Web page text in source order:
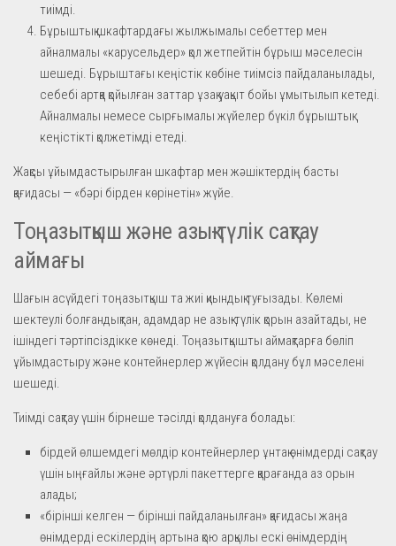
тиімді.
Бұрыштық шкафтардағы жылжымалы себеттер мен
айналмалы «карусельдер» қол жетпейтін бұрыш мәселесін
шешеді. Бұрыштағы кеңістік көбіне тиімсіз пайдаланылады,
себебі артқа қойылған заттар ұзақ уақыт бойы ұмытылып кетеді.
Айналмалы немесе сырғымалы жүйелер бүкіл бұрыштық
кеңістікті қолжетімді етеді.
Жақсы ұйымдастырылған шкафтар мен жәшіктердің басты
қағидасы — «бәрі бірден көрінетін» жүйе.
Тоңазытқыш және азық-түлік сақтау
аймағы
Шағын асүйдегі тоңазытқыш та жиі қиындық туғызады. Көлемі
шектеулі болғандықтан, адамдар не азық-түлік қорын азайтады, не
ішіндегі тәртіпсіздікке көнеді. Тоңазытқышты аймақтарға бөліп
ұйымдастыру және контейнерлер жүйесін қолдану бұл мәселені
шешеді.
Тиімді сақтау үшін бірнеше тәсілді қолдануға болады:
бірдей өлшемдегі мөлдір контейнерлер ұнтақ өнімдерді сақтау
үшін ыңғайлы және әртүрлі пакеттерге қарағанда аз орын
алады;
«бірінші келген — бірінші пайдаланылған» қағидасы жаңа
өнімдерді ескілердің артына қою арқылы ескі өнімдердің